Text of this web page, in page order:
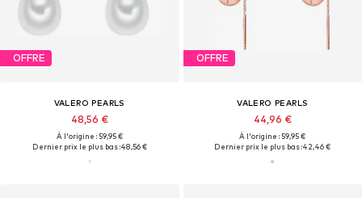
OFFRE
VALERO PEARLS
48,56 €
À l'origine : 59,95 €
Dernier prix le plus bas :48,56 €
OFFRE
VALERO PEARLS
44,96 €
À l'origine : 59,95 €
Dernier prix le plus bas :42,46 €